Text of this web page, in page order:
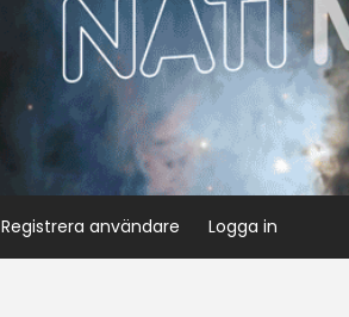
Registrera användare Logga in